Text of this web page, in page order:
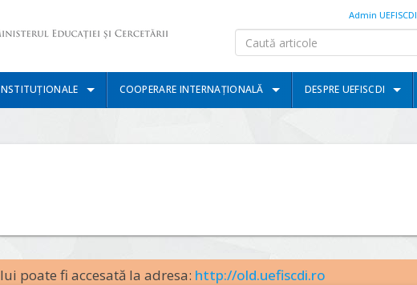
Admin UEFISCDI
COOPERARE INTERNAȚIONALĂ DESPRE UEFISCDI
poate fi accesată la adresa: http://old.uefiscdi.ro